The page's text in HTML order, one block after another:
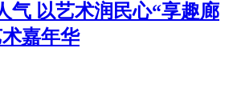
气 以艺术润民心“享趣廊
嘉年华